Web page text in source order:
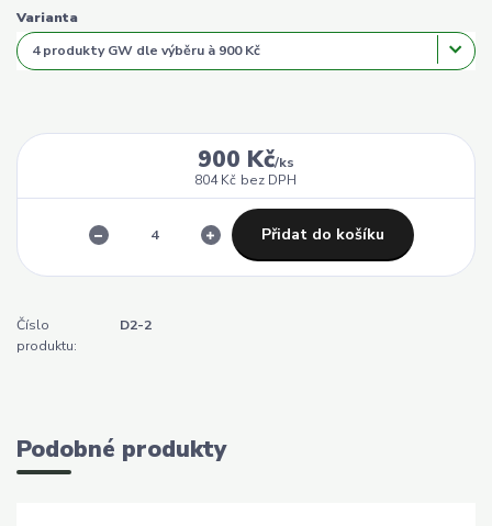
Varianta
900 Kč/ks
804 Kč bez DPH
Přidat do košíku
Číslo
produktu:
D2-2
Podobné produkty